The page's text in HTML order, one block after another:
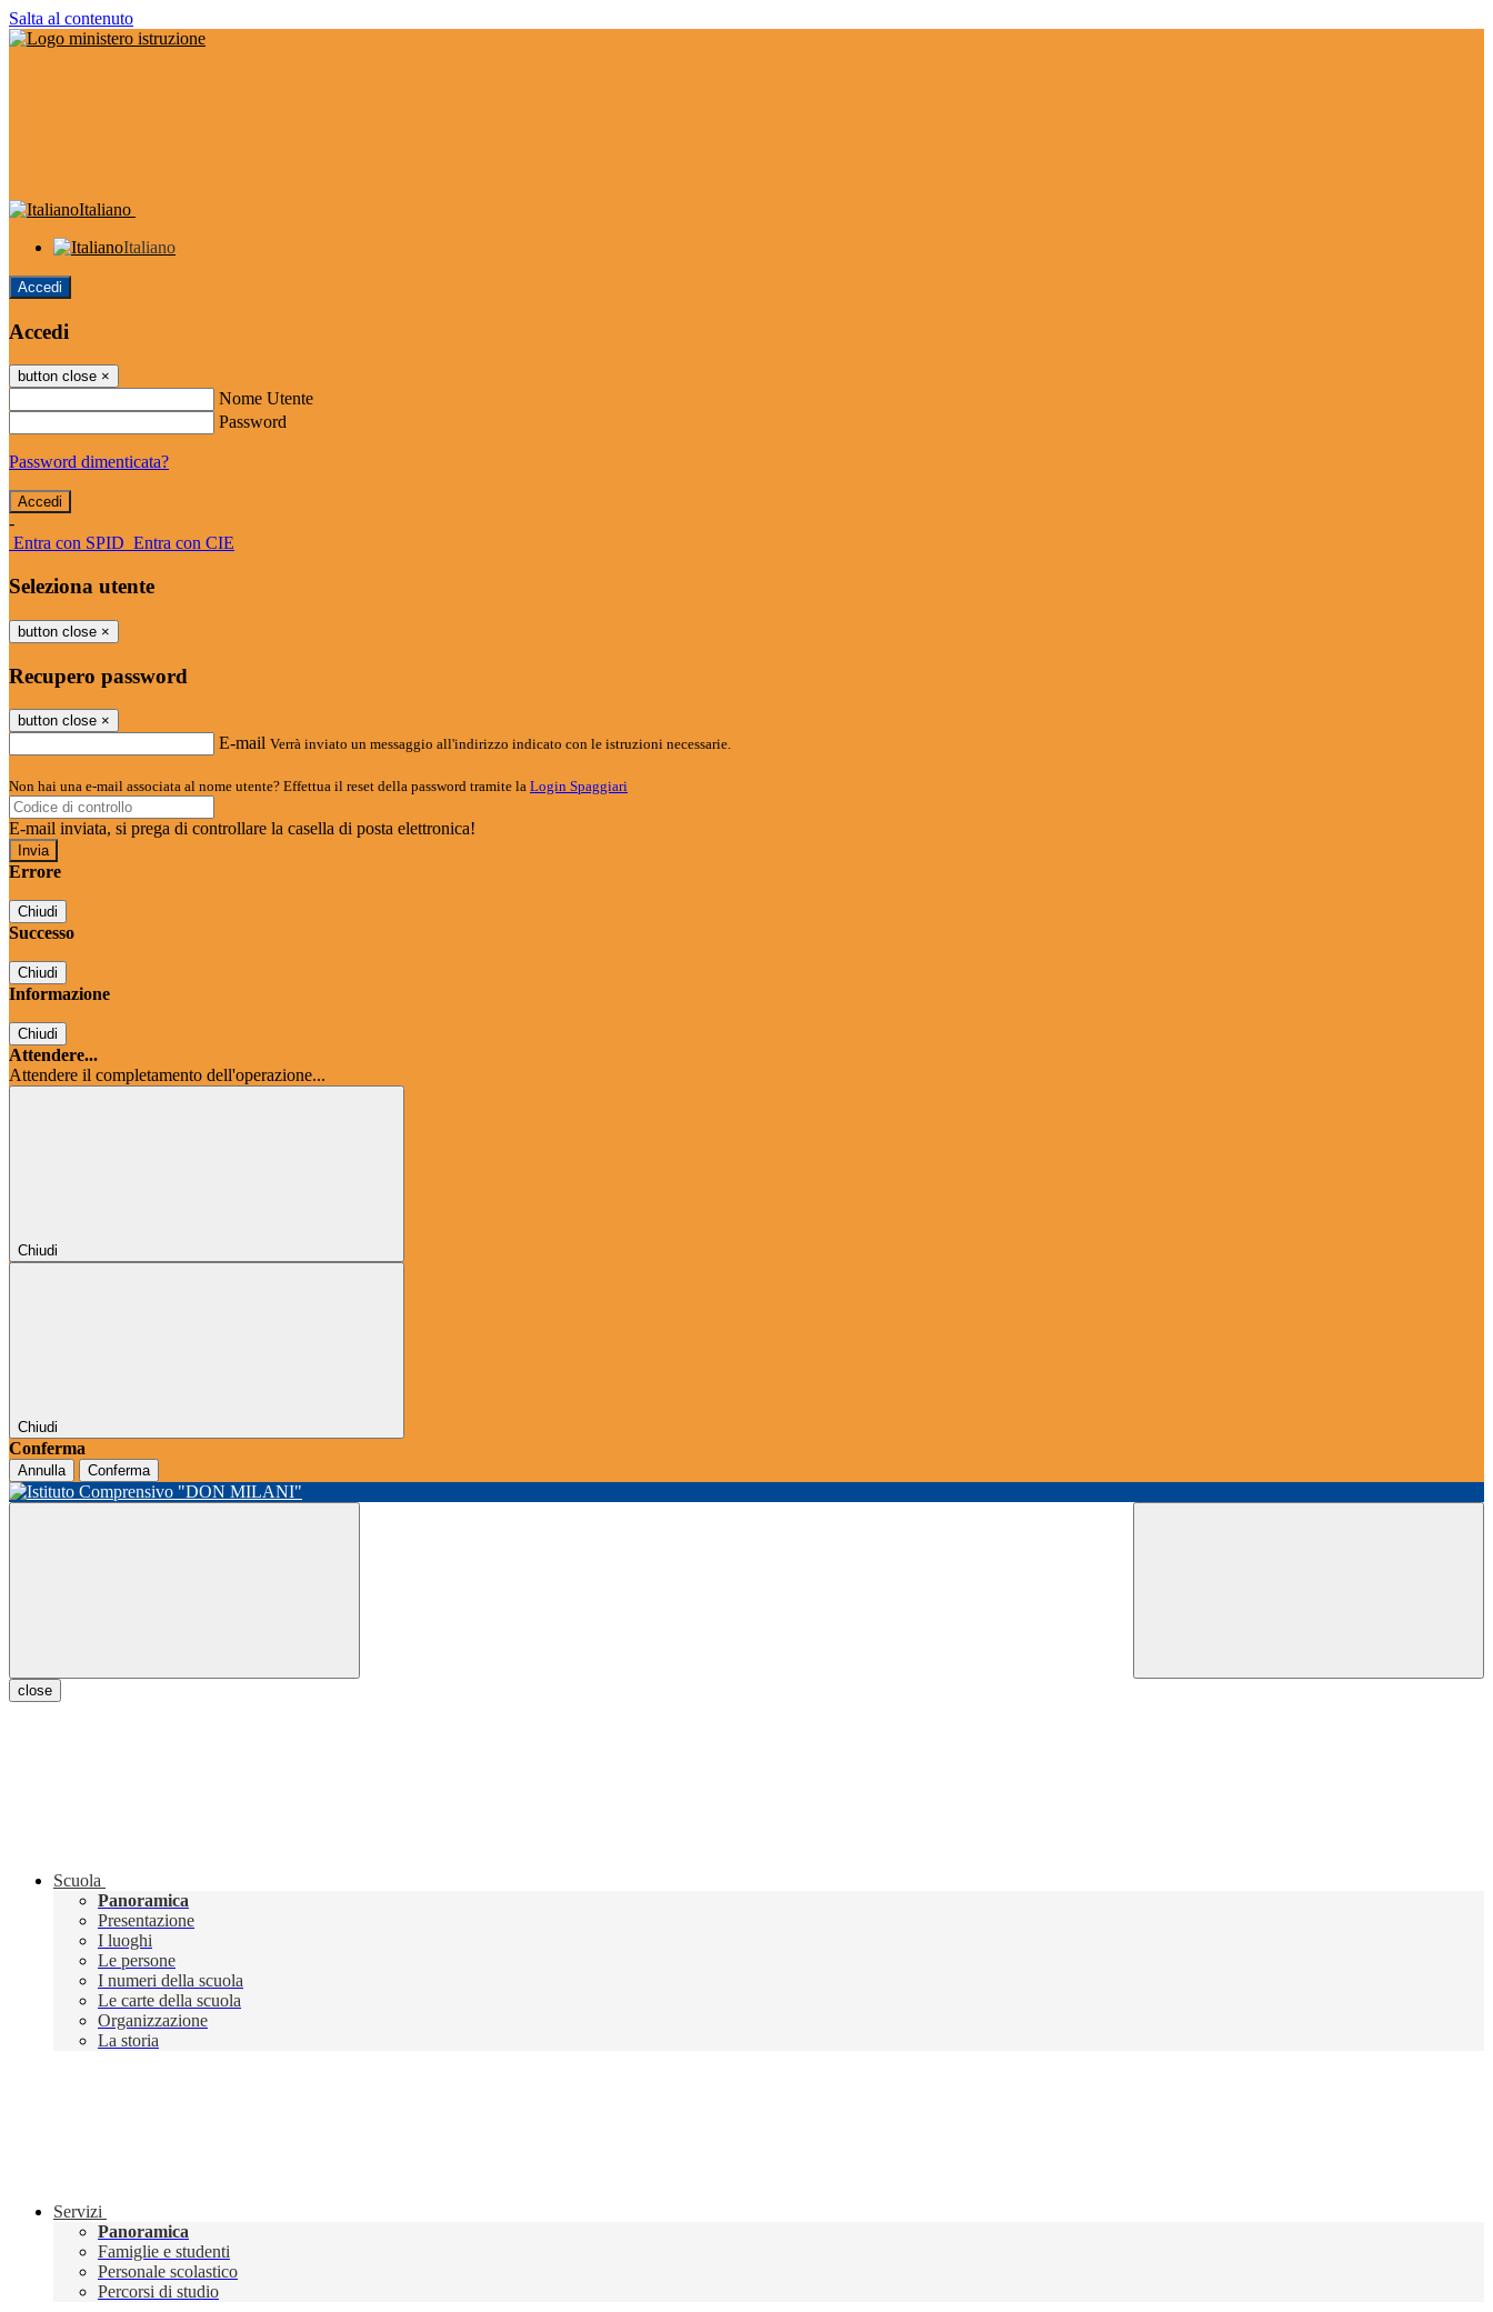
Salta al contenuto
Italiano
Italiano
Accedi
Accedi
button close ×
Nome Utente
Password
Password dimenticata?
-
Entra con SPID Entra con CIE
Seleziona utente
button close ×
Recupero password
button close ×
E-mail Verrà inviato un messaggio all'indirizzo indicato con le istruzioni necessarie.
Non hai una e-mail associata al nome utente? Effettua il reset della password tramite la Login Spaggiari
E-mail inviata, si prega di controllare la casella di posta elettronica!
Errore
Chiudi
Successo
Chiudi
Informazione
Chiudi
Attendere...
Attendere il completamento dell'operazione...
Chiudi
Chiudi
Conferma
Annulla Conferma
close
Scuola
Panoramica
Presentazione
I luoghi
Le persone
I numeri della scuola
Le carte della scuola
Organizzazione
La storia
Servizi
Panoramica
Famiglie e studenti
Personale scolastico
Percorsi di studio